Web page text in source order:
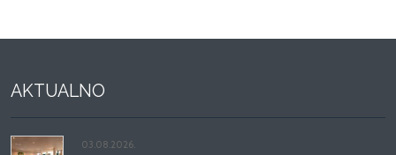
AKTUALNO
03.08.2026.